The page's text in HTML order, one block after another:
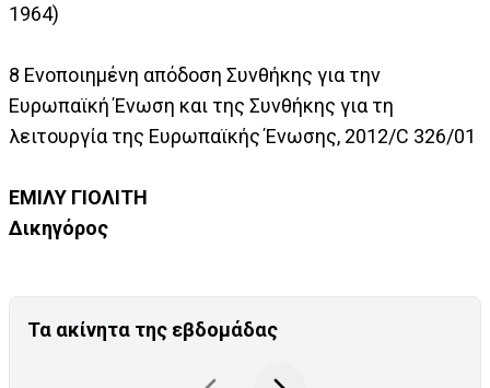
1964)
8 Ενοποιημένη απόδοση Συνθήκης για την
Ευρωπαϊκή Ένωση και της Συνθήκης για τη
λειτουργία της Ευρωπαϊκής Ένωσης, 2012/C 326/01
ΕΜΙΛΥ ΓΙΟΛΙΤΗ
Δικηγόρος
Τα ακίνητα της εβδομάδας